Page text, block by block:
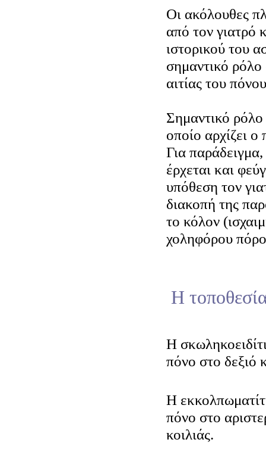
Οι ακόλουθες
από τον γιατρό
ιστορικού του
σημαντικό ρόλο
αιτίας του
Σημαντικό ρόλο
οποίο αρχίζει ο
Για
έρχεται και
υπόθεση τον
διακοπή της
το κόλον
χοληφόρου
Η
Η
πόνο στο δεξιό
Η
πόνο στο
κοιλιάς.